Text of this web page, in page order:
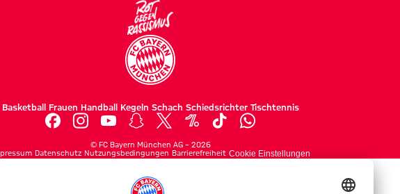
Basketball Frauen Handball Kegeln Schach Schiedsrichter Tischtennis
© FC Bayern München AG – 2026
Datenschutz Nutzungsbedingungen Barrierefreiheit Cookie Einstellungen